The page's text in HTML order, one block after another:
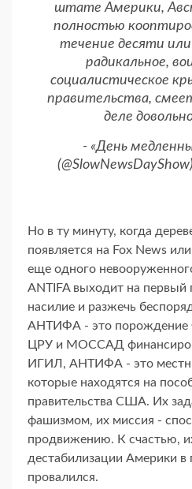
штате Америки,
полностью
течение десяти
радикальное,
социалистическое
правительства,
деле
- «День
(@SlowNewsDayShow)
Но в ту минуту, когда
появляется на Fox News
еще одного
ANTIFA выходит на первый
насилие и разжечь
АНТИФА - это порождение
ЦРУ и МОССАД
ИГИЛ, АНТИФА - это
которые находятся на
правительства США. Их
фашизмом, их миссия -
продвижению. К счастью,
дестабилизации Америки
провалился.